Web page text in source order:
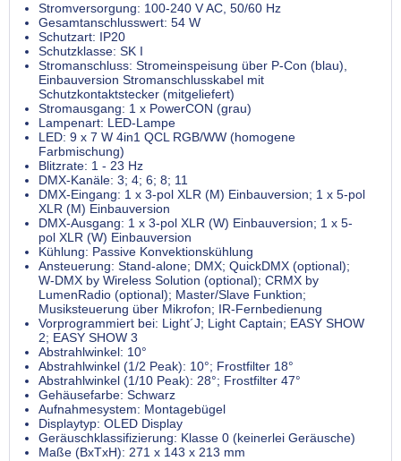
Stromversorgung: 100-240 V AC, 50/60 Hz
Gesamtanschlusswert: 54 W
Schutzart: IP20
Schutzklasse: SK I
Stromanschluss: Stromeinspeisung über P-Con (blau),
Einbauversion Stromanschlusskabel mit
Schutzkontaktstecker (mitgeliefert)
Stromausgang: 1 x PowerCON (grau)
Lampenart: LED-Lampe
LED: 9 x 7 W 4in1 QCL RGB/WW (homogene
Farbmischung)
Blitzrate: 1 - 23 Hz
DMX-Kanäle: 3; 4; 6; 8; 11
DMX-Eingang: 1 x 3-pol XLR (M) Einbauversion; 1 x 5-pol
XLR (M) Einbauversion
DMX-Ausgang: 1 x 3-pol XLR (W) Einbauversion; 1 x 5-
pol XLR (W) Einbauversion
Kühlung: Passive Konvektionskühlung
Ansteuerung: Stand-alone; DMX; QuickDMX (optional);
W-DMX by Wireless Solution (optional); CRMX by
LumenRadio (optional); Master/Slave Funktion;
Musiksteuerung über Mikrofon; IR-Fernbedienung
Vorprogrammiert bei: Light´J; Light Captain; EASY SHOW
2; EASY SHOW 3
Abstrahlwinkel: 10°
Abstrahlwinkel (1/2 Peak): 10°; Frostfilter 18°
Abstrahlwinkel (1/10 Peak): 28°; Frostfilter 47°
Gehäusefarbe: Schwarz
Aufnahmesystem: Montagebügel
Displaytyp: OLED Display
Geräuschklassifizierung: Klasse 0 (keinerlei Geräusche)
Maße (BxTxH): 271 x 143 x 213 mm